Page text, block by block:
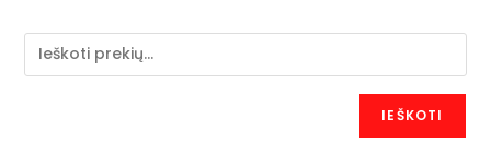
IEŠKOTI